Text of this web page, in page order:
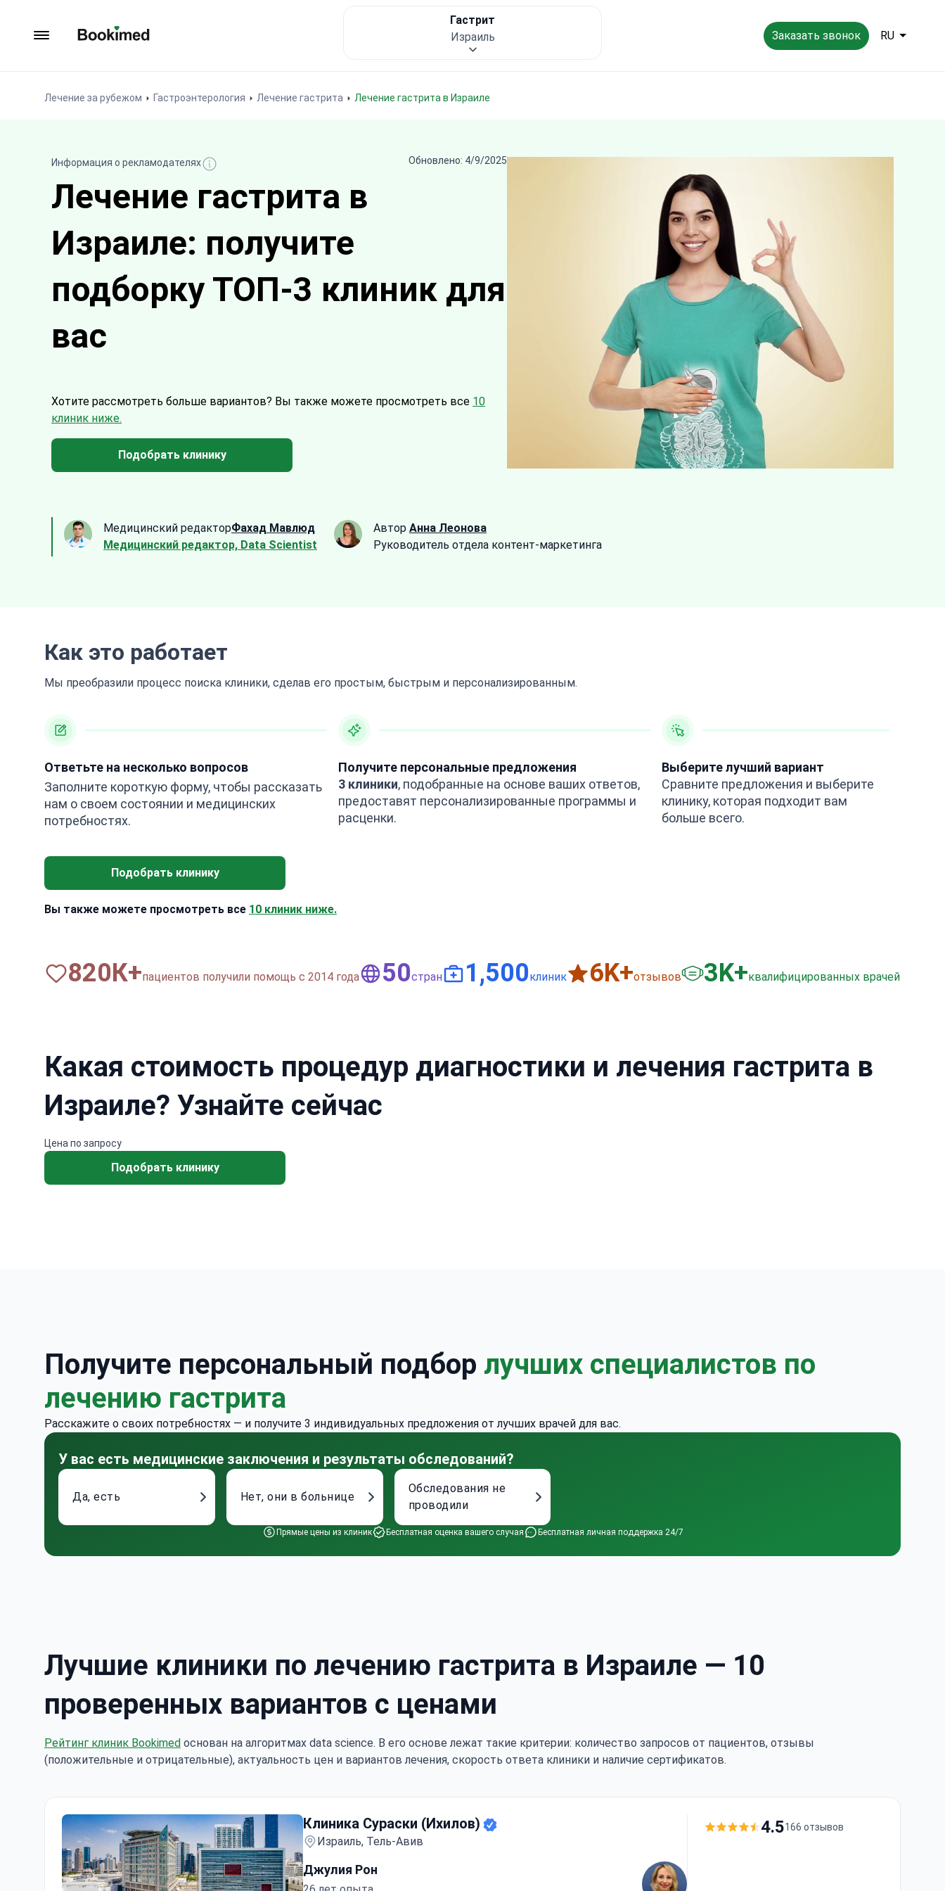
Заказать звонок RU
Лечение за рубежом Гастроэнтерология Лечение гастрита Лечение гастрита в Израиле
Гастрит
Израиль
Информация о рекламодателях Обновлено: 4/9/2025
Лечение гастрита в
Израиле: получите
подборку ТОП-3 клиник для
вас
Хотите рассмотреть больше вариантов? Вы также можете просмотреть все 10
клиник ниже.
Подобрать клинику
Медицинский редакторФахад Мавлюд
Медицинский редактор, Data Scientist
Автор Анна Леонова
Руководитель отдела контент-маркетинга
Как это работает
Мы преобразили процесс поиска клиники, сделав его простым, быстрым и персонализированным.
Ответьте на несколько вопросов
Заполните короткую форму, чтобы рассказать
нам о своем состоянии и медицинских
потребностях.
Получите персональные предложения
3 клиники, подобранные на основе ваших ответов,
предоставят персонализированные программы и
расценки.
Выберите лучший вариант
Сравните предложения и выберите
клинику, которая подходит вам
больше всего.
Подобрать клинику
Вы также можете просмотреть все 10 клиник ниже.
820К+пациентов получили помощь с 2014 года 50стран 1,500клиник 6K+отзывов 3K+квалифицированных врачей
Какая стоимость процедур диагностики и лечения гастрита в
Израиле? Узнайте сейчас
Цена по запросу
Подобрать клинику
Получите персональный подбор лучших специалистов по
лечению гастрита
Расскажите о своих потребностях — и получите 3 индивидуальных предложения от лучших врачей для вас.
У вас есть медицинские заключения и результаты обследований?
Да, есть Нет, они в больнице
Обследования не
проводили
Прямые цены из клиник Бесплатная оценка вашего случая Бесплатная личная поддержка 24/7
Лучшие клиники по лечению гастрита в Израиле — 10
проверенных вариантов с ценами
Рейтинг клиник Bookimed основан на алгоритмах data science. В его основе лежат такие критерии: количество запросов от пациентов, отзывы
(положительные и отрицательные), актуальность цен и вариантов лечения, скорость ответа клиники и наличие сертификатов.
Клиника Сураски (Ихилов)
Израиль, Тель-Авив
Джулия Рон
4.5166 отзывов